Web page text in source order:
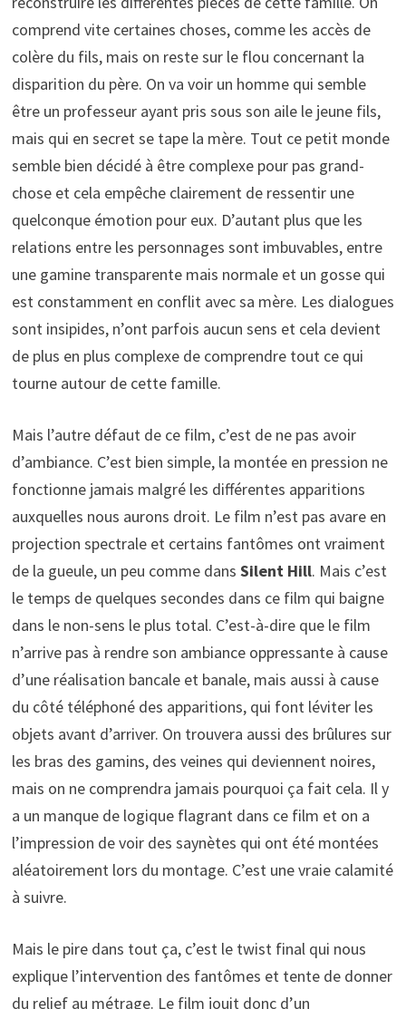
comprend vite certaines choses, comme les accès de
colère du fils, mais on reste sur le flou concernant la
disparition du père. On va voir un homme qui semble
être un professeur ayant pris sous son aile le jeune fils,
mais qui en secret se tape la mère. Tout ce petit monde
semble bien décidé à être complexe pour pas grand-
chose et cela empêche clairement de ressentir une
quelconque émotion pour eux. D’autant plus que les
relations entre les personnages sont imbuvables, entre
une gamine transparente mais normale et un gosse qui
est constamment en conflit avec sa mère. Les dialogues
sont insipides, n’ont parfois aucun sens et cela devient
de plus en plus complexe de comprendre tout ce qui
tourne autour de cette famille.
Mais l’autre défaut de ce film, c’est de ne pas avoir
d’ambiance. C’est bien simple, la montée en pression ne
fonctionne jamais malgré les différentes apparitions
auxquelles nous aurons droit. Le film n’est pas avare en
projection spectrale et certains fantômes ont vraiment
de la gueule, un peu comme dans Silent Hill. Mais c’est
le temps de quelques secondes dans ce film qui baigne
dans le non-sens le plus total. C’est-à-dire que le film
n’arrive pas à rendre son ambiance oppressante à cause
d’une réalisation bancale et banale, mais aussi à cause
du côté téléphoné des apparitions, qui font léviter les
objets avant d’arriver. On trouvera aussi des brûlures sur
les bras des gamins, des veines qui deviennent noires,
mais on ne comprendra jamais pourquoi ça fait cela. Il y
a un manque de logique flagrant dans ce film et on a
l’impression de voir des saynètes qui ont été montées
aléatoirement lors du montage. C’est une vraie calamité
à suivre.
Mais le pire dans tout ça, c’est le twist final qui nous
explique l’intervention des fantômes et tente de donner
du relief au métrage. Le film jouit donc d’un